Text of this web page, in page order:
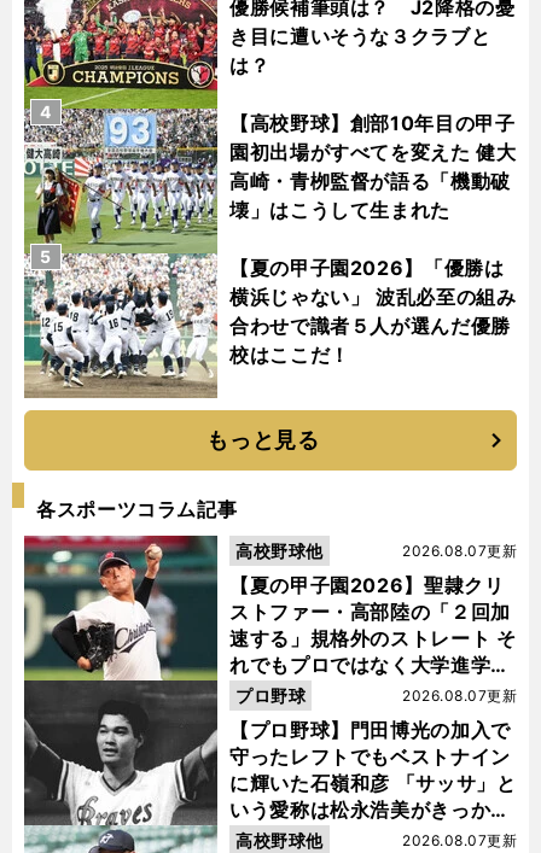
優勝候補筆頭は？ J2降格の憂
き目に遭いそうな３クラブと
は？
【高校野球】創部10年目の甲子
園初出場がすべてを変えた 健大
高崎・青栁監督が語る「機動破
壊」はこうして生まれた
4
【夏の甲子園2026】「優勝は
横浜じゃない」 波乱必至の組み
合わせで識者５人が選んだ優勝
校はここだ！
5
もっと見る
各スポーツコラム記事
【夏の甲子園2026】聖隷クリ
ストファー・高部陸の「２回加
速する」規格外のストレート そ
れでもプロではなく大学進学を
選ぶ理由
2026.08.07更新
高校野球他
【プロ野球】門田博光の加入で
守ったレフトでもベストナイン
に輝いた石嶺和彦 「サッサ」と
いう愛称は松永浩美がきっか
け？
2026.08.07更新
プロ野球
2026.08.07更新
高校野球他